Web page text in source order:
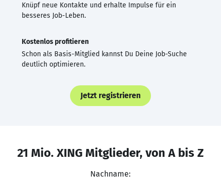
Knüpf neue Kontakte und erhalte Impulse für ein
besseres Job-Leben.
Kostenlos profitieren
Schon als Basis-Mitglied kannst Du Deine Job-Suche
deutlich optimieren.
Jetzt registrieren
21 Mio. XING Mitglieder, von A bis Z
Nachname: